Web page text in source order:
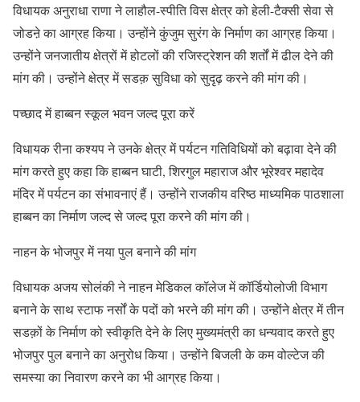
विधायक अनुराधा राणा ने लाहौल-स्पीति विस क्षेत्र को हेली-टैक्सी सेवा से
जोडऩे का आग्रह किया। उन्होंने कुंजुम सुरंग के निर्माण का आग्रह किया।
उन्होंने जनजातीय क्षेत्रों में होटलों की रजिस्ट्रेशन की शर्तों में ढील देने की
मांग की। उन्होंने क्षेत्र में सडक़ सुविधा को सुदृढ़ करने की मांग की।
पच्छाद में हाब्बन स्कूल भवन जल्द पूरा करें
विधायक रीना कश्यप ने उनके क्षेत्र में पर्यटन गतिविधियों को बढ़ावा देने की
मांग करते हुए कहा कि हाब्बन घाटी, शिरगुल महाराज और भूरेश्वर महादेव
मंदिर में पर्यटन का संभावनाएं हैं। उन्होंने राजकीय वरिष्ठ माध्यमिक पाठशाला
हाब्बन का निर्माण जल्द से जल्द पूरा करने की मांग की।
नाहन के भोजपुर में नया पुल बनाने की मांग
विधायक अजय सोलंकी ने नाहन मेडिकल कॉलेज में कॉर्डियोलोजी विभाग
बनाने के साथ स्टाफ नर्सों के पदों को भरने की मांग की। उन्होंने क्षेत्र में तीन
सडक़ों के निर्माण को स्वीकृति देने के लिए मुख्यमंत्री का धन्यवाद करते हुए
भोजपुर पुल बनाने का अनुरोध किया। उन्होंने बिजली के कम वोल्टेज की
समस्या का निवारण करने का भी आग्रह किया।